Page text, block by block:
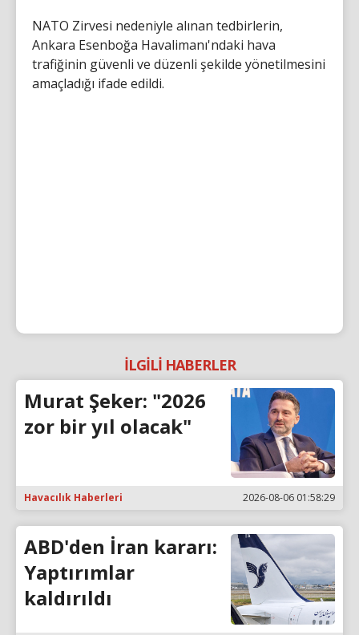
NATO Zirvesi nedeniyle alınan tedbirlerin,
Ankara Esenboğa Havalimanı'ndaki hava
trafiğinin güvenli ve düzenli şekilde yönetilmesini
amaçladığı ifade edildi.
İLGİLİ HABERLER
Murat Şeker: "2026
zor bir yıl olacak"
Havacılık Haberleri 2026-08-06 01:58:29
ABD'den İran kararı:
Yaptırımlar
kaldırıldı